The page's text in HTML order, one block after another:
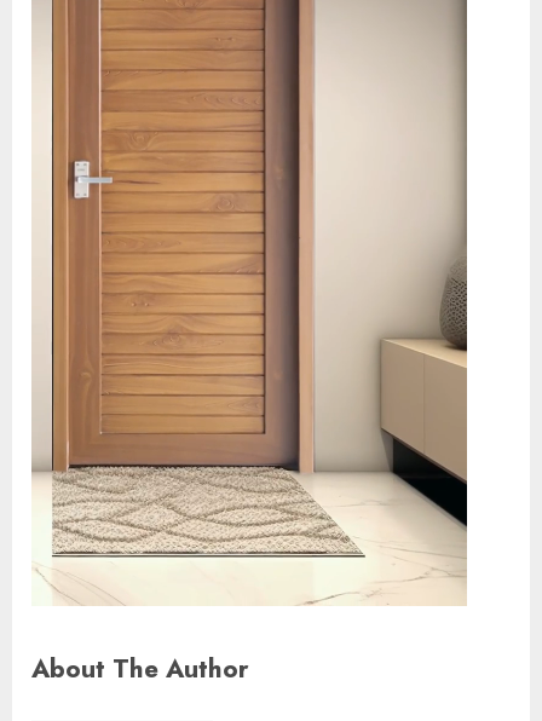
About The Author